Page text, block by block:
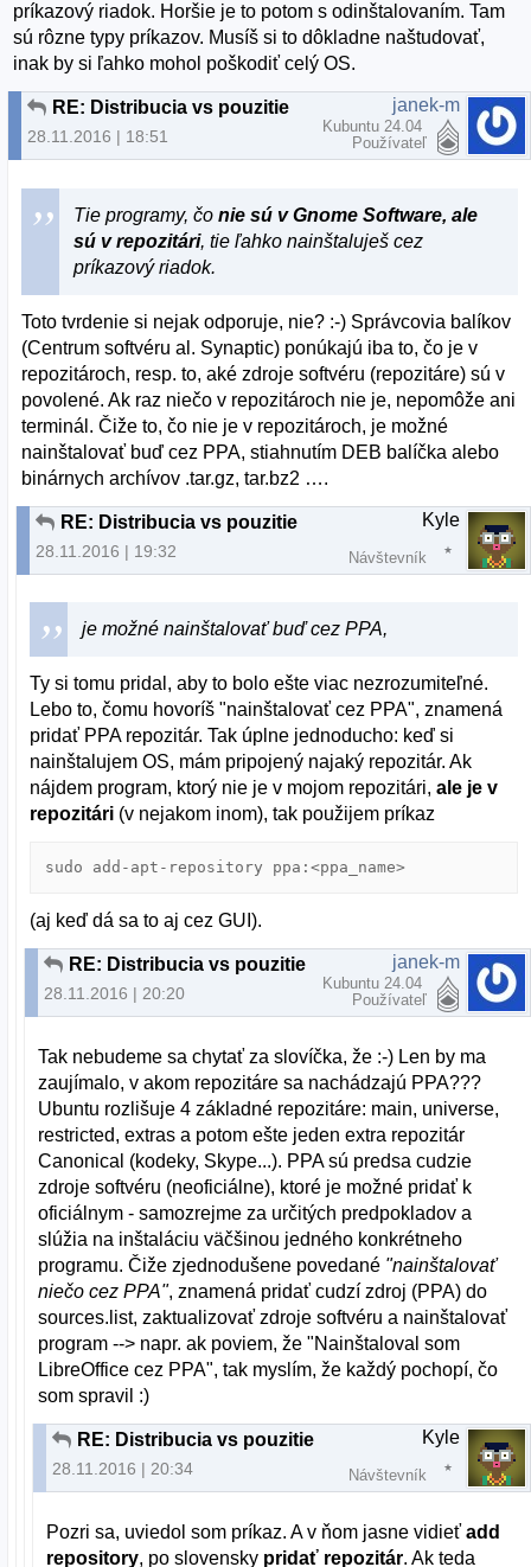
príkazový riadok. Horšie je to potom s odinštalovaním. Tam
sú rôzne typy príkazov. Musíš si to dôkladne naštudovať,
inak by si ľahko mohol poškodiť celý OS.
RE: Distribucia vs pouzitie
28.11.2016 | 18:51
janek-m
Kubuntu 24.04
Používateľ
Tie programy, čonie sú v Gnome Software, ale
sú v repozitári, tie ľahko nainštaluješ cez
príkazový riadok.
Toto tvrdenie si nejak odporuje, nie? :-) Správcovia balíkov
(Centrum softvéru al. Synaptic) ponúkajú iba to, čo je v
repozitároch, resp. to, aké zdroje softvéru (repozitáre) sú v
povolené. Ak raz niečo v repozitároch nie je, nepomôže ani
terminál. Čiže to, čo nie je v repozitároch, je možné
nainštalovať buď cez PPA, stiahnutím DEB balíčka alebo
binárnych archívov .tar.gz, tar.bz2 ….
RE: Distribucia vs pouzitie
28.11.2016 | 19:32
Kyle
Návštevník
je možné nainštalovať buď cez PPA,
Ty si tomu pridal, aby to bolo ešte viac nezrozumiteľné.
Lebo to, čomu hovoríš "nainštalovať cez PPA", znamená
pridať PPA repozitár. Tak úplne jednoducho: keď si
nainštalujem OS, mám pripojený najaký repozitár. Ak
nájdem program, ktorý nie je v mojom repozitári,ale je v
repozitári (v nejakom inom), tak použijem príkaz
sudo add-apt-repository ppa:<ppa_name>
(aj keď dá sa to aj cez GUI).
RE: Distribucia vs pouzitie
28.11.2016 | 20:20
janek-m
Kubuntu 24.04
Používateľ
Tak nebudeme sa chytať za slovíčka, že :-) Len by ma
zaujímalo, v akom repozitáre sa nachádzajú PPA???
Ubuntu rozlišuje 4 základné repozitáre: main, universe,
restricted, extras a potom ešte jeden extra repozitár
Canonical (kodeky, Skype...). PPA sú predsa cudzie
zdroje softvéru (neoficiálne), ktoré je možné pridať k
oficiálnym - samozrejme za určitých predpokladov a
slúžia na inštaláciu väčšinou jedného konkrétneho
programu. Čiže zjednodušene povedané "nainštalovať
niečo cez PPA", znamená pridať cudzí zdroj (PPA) do
sources.list, zaktualizovať zdroje softvéru a nainštalovať
program --> napr. ak poviem, že "Nainštaloval som
LibreOffice cez PPA", tak myslím, že každý pochopí, čo
som spravil :)
RE: Distribucia vs pouzitie
28.11.2016 | 20:34
Kyle
Návštevník
Pozri sa, uviedol som príkaz. A v ňom jasne vidieťadd
repository, po slovensky pridať repozitár. Ak teda